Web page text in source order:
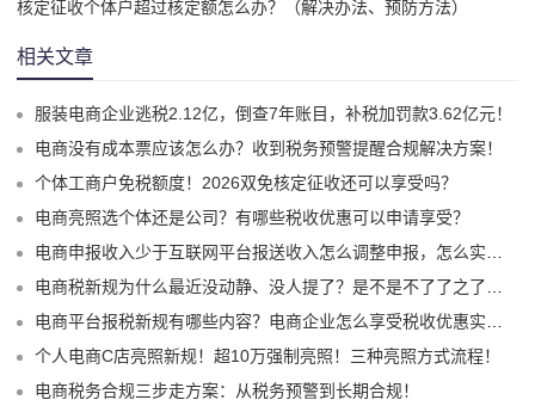
核定征收个体户超过核定额怎么办？（解决办法、预防方法）
相关文章
服装电商企业逃税2.12亿，倒查7年账目，补税加罚款3.62亿元！
电商没有成本票应该怎么办？收到税务预警提醒合规解决方案！
个体工商户免税额度！2026双免核定征收还可以享受吗？
电商亮照选个体还是公司？有哪些税收优惠可以申请享受？
电商申报收入少于互联网平台报送收入怎么调整申报，怎么实现合规申报享受税收优惠！
电商税新规为什么最近没动静、没人提了？是不是不了了之了嘛？
电商平台报税新规有哪些内容？电商企业怎么享受税收优惠实现税务合规？
个人电商C店亮照新规！超10万强制亮照！三种亮照方式流程！
电商税务合规三步走方案：从税务预警到长期合规！